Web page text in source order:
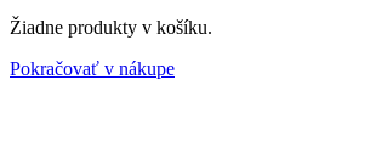
Žiadne produkty v košíku.
Pokračovať v nákupe